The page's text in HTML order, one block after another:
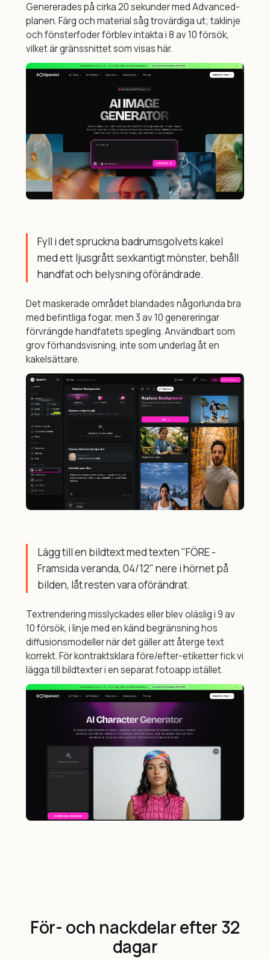
Genererades på cirka 20 sekunder med Advanced-
planen. Färg och material såg trovärdiga ut; taklinje
och fönsterfoder förblev intakta i 8 av 10 försök,
vilket är gränssnittet som visas här.
Fyll i det spruckna badrumsgolvets kakel
med ett ljusgrått sexkantigt mönster, behåll
handfat och belysning oförändrade.
Det maskerade området blandades någorlunda bra
med befintliga fogar, men 3 av 10 genereringar
förvrängde handfatets spegling. Användbart som
grov förhandsvisning, inte som underlag åt en
kakelsättare.
Lägg till en bildtext med texten "FÖRE -
Framsida veranda, 04/12" nere i hörnet på
bilden, låt resten vara oförändrat.
Textrendering misslyckades eller blev oläslig i 9 av
10 försök, i linje med en känd begränsning hos
diffusionsmodeller när det gäller att återge text
korrekt. För kontraktsklara före/efter-etiketter fick vi
lägga till bildtexter i en separat fotoapp istället.
För- och nackdelar efter 32
dagar